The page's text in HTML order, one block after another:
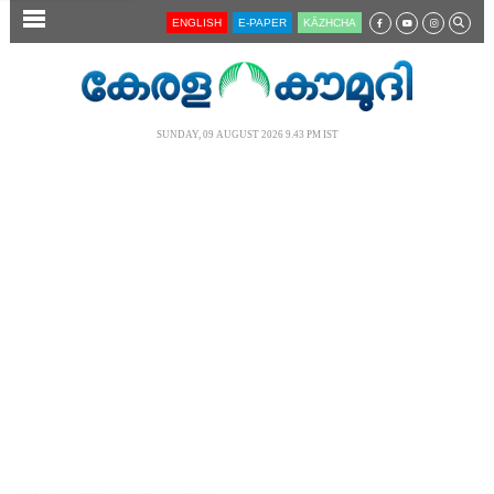
SECTIONS ENGLISH E-PAPER KĀZHCHA
SUNDAY, 09 AUGUST 2026 9.43 PM IST